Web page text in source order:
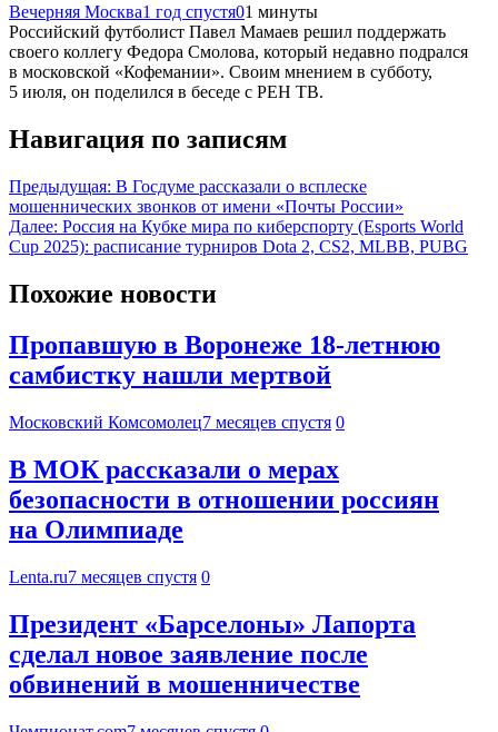
Вечерняя Москва1 год спустя01 минуты
Российский футболист Павел Мамаев решил поддержать
своего коллегу Федора Смолова, который недавно подрался
в московской «Кофемании». Своим мнением в субботу,
5 июля, он поделился в беседе с РЕН ТВ.
Навигация по записям
Предыдущая: В Госдуме рассказали о всплеске
мошеннических звонков от имени «Почты России»
Далее: Россия на Кубке мира по киберспорту (Esports World
Cup 2025): расписание турниров Dota 2, CS2, MLBB, PUBG
Похожие новости
Пропавшую в Воронеже 18-летнюю
самбистку нашли мертвой
Московский Комсомолец7 месяцев спустя 0
В МОК рассказали о мерах
безопасности в отношении россиян
на Олимпиаде
Lenta.ru7 месяцев спустя 0
Президент «Барселоны» Лапорта
сделал новое заявление после
обвинений в мошенничестве